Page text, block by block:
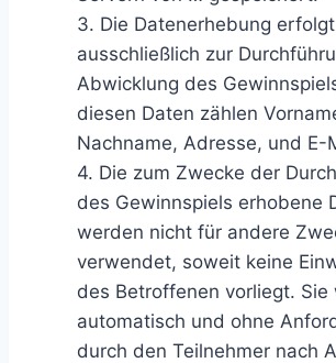
3. Die Datenerhebung erfolgt
ausschließlich zur
Abwicklung des
diesen Daten zählen
Nachname, Adresse, und E-
4. Die zum Zwecke der
des Gewinnspiels erhobene
werden nicht für andere
verwendet, soweit keine
des Betroffenen vorliegt. Sie
automatisch und ohne
durch den Teilnehmer nach